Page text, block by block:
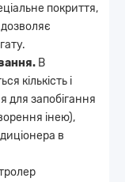
покриття,
В
кількість і
для запобігання
інею),
в